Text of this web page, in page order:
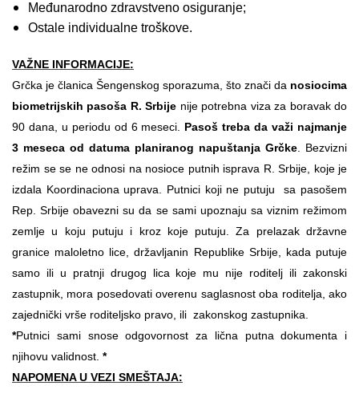
Međunarodno zdravstveno osiguranje;
Ostale individualne troškove.
VAŽNE INFORMACIJE:
Grčka je članica Šengenskog sporazuma, što znači da nosiocima
biometrijskih pasoša R. Srbije nije potrebna viza za boravak do
90 dana, u periodu od 6 meseci. Pasoš treba da važi najmanje
3 meseca od datuma planiranog napuštanja Grčke . Bezvizni
režim se se ne odnosi na nosioce putnih isprava R. Srbije, koje je
izdala Koordinaciona uprava. Putnici koji ne putuju sa pasošem
Rep. Srbije obavezni su da se sami upoznaju sa viznim režimom
zemlje u koju putuju i kroz koje putuju. Za prelazak državne
granice maloletno lice, državljanin Republike Srbije, kada putuje
samo ili u pratnji drugog lica koje mu nije roditelj ili zakonski
zastupnik, mora posedovati overenu saglasnost oba roditelja, ako
zajednički vrše roditeljsko pravo, ili zakonskog zastupnika.
*Putnici sami snose odgovornost za lična putna dokumenta i
njihovu validnost. *
NAPOMENA U VEZI SMEŠTAJA: